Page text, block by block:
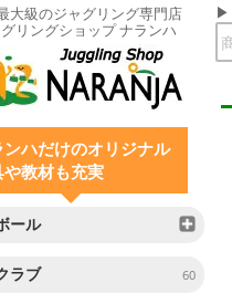
大級のジャグリング専門店
リングショップ ナランハ
ンハだけのオリジナル
や教材も充実
ール
ラブ 60